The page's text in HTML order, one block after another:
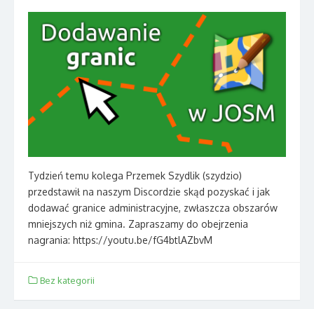
Tydzień temu kolega Przemek Szydlik (szydzio)
przedstawił na naszym Discordzie skąd pozyskać i jak
dodawać granice administracyjne, zwłaszcza obszarów
mniejszych niż gmina. Zapraszamy do obejrzenia
nagrania: https://youtu.be/fG4btlAZbvM
Bez kategorii